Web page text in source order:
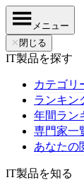
メニュー
✕ 閉じる
IT製品を探す
カテゴリ
ランキン
年間ラン
専門家一
あなたの
IT製品を知る